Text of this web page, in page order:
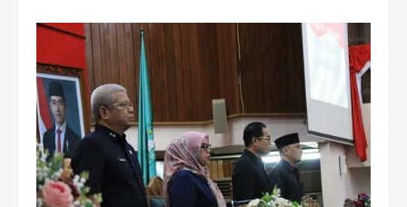
Kalbar
Apresiasi
Sikap
Kritis
Mahasiswa,
Zulfydar:
Janji
Teruskan
ke
Pusat